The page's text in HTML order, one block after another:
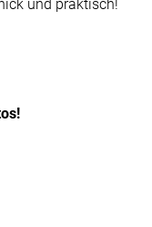
und praktisch!